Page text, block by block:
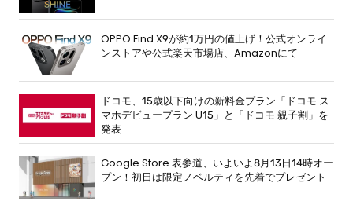
OPPO Find X9が約1万円の値上げ！公式オンライ
ンストアや公式楽天市場店、Amazonにて
ドコモ、15歳以下向けの新料金プラン「ドコモ ス
マホデビュープラン U15」と「ドコモ 親子割」を
発表
Google Store 表参道、いよいよ8月13日14時オー
プン！初日は限定ノベルティを先着でプレゼント